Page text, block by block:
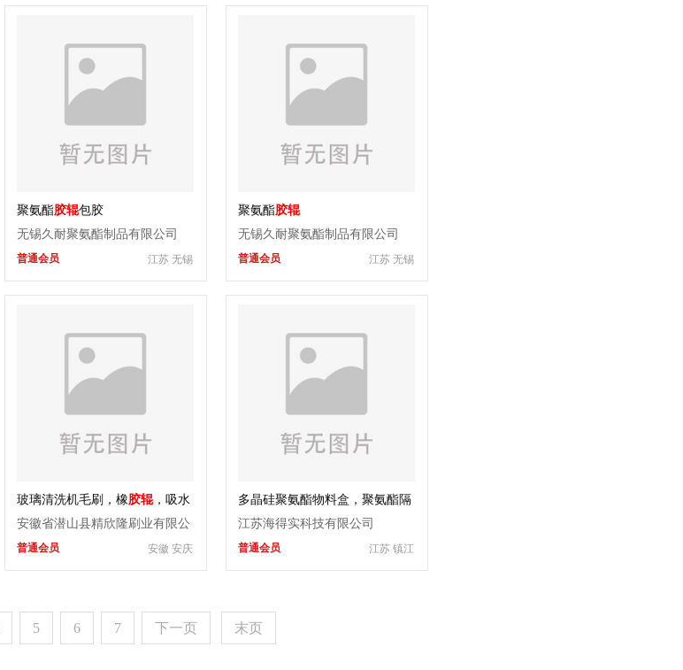
聚氨酯胶辊包胶
无锡久耐聚氨酯制品有限公司
江苏 无锡
普通会员
聚氨酯胶辊
无锡久耐聚氨酯制品有限公司
江苏 无锡
普通会员
玻璃清洗机毛刷，橡胶辊 ，吸水
辊，布刷，铝座
安徽省潜山县精欣隆刷业有限公
司 安徽 安庆
普通会员
多晶硅聚氨酯物料盒，聚氨酯隔
离件，聚氨酯保护套
江苏海得实科技有限公司
江苏 镇江
普通会员
5 6 7 下一页 末页